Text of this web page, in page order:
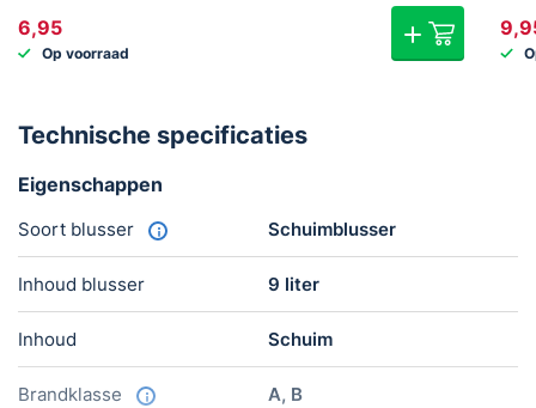
6,95
Op voorraad
Technische specificaties
Eigenschappen
Soort blusser Schuimblusser
Inhoud blusser 9 liter
Inhoud Schuim
Brandklasse A, B